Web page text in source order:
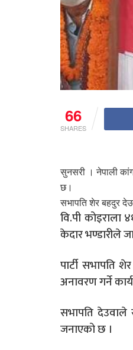
66
SHARES
सुनसरी । नेपाली
छ।
सभापति शेर बहदुर
वि.पी
केदार भण्डारीले
पार्टी सभापति
अनावरण गर्ने
सभापति देउवाले
जनाएको छ ।